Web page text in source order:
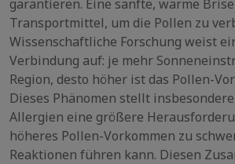
garantieren. Eine sanfte, warme
Transportmittel, um die Pollen zu
Wissenschaftliche Forschung weist
Verbindung auf: je mehr
Region, desto höher ist das Pollen-
Dieses Phänomen stellt
Allergien eine größere
höheres Pollen-Vorkommen zu
Reaktionen führen kann. Diesen